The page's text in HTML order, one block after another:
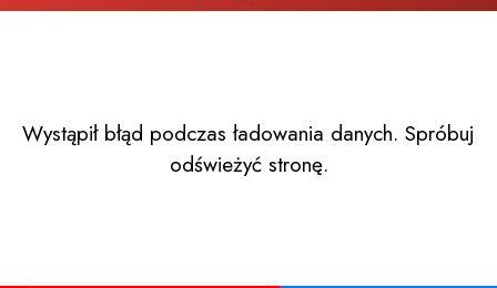
Wystąpił błąd podczas ładowania danych. Spróbuj
odświeżyć stronę.